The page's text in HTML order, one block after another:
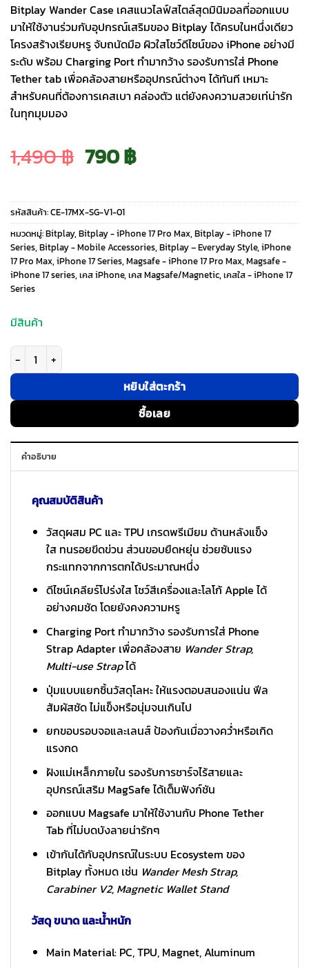
Bitplay Wander Case เคสแนวไลฟ์สไตล์สุดมินิมอลที่ออกแบบ
มาให้ใช้งานร่วมกับอุปกรณ์เสริมของ Bitplay ได้ครบในหนึ่งเดียว
โครงสร้างเรียบหรู จับถนัดมือ ผิวใสโชว์ดีไซน์ของ iPhone อย่างมี
ระดับ พร้อม Charging Port ทำมากว้าง รองรับการใส่ Phone
Tether tab เพื่อคล้องสายหรืออุปกรณ์ต่างๆ ได้ทันที เหมาะ
สำหรับคนที่ต้องการเคสเบา คล่องตัว แต่ยังคงความสวยเท่น่ารัก
ในทุกมุมมอง
1,490฿ Original
price
was:
1,490 ฿.
790฿Current
price
is:
790 ฿.
รหัสสินค้า:CE-17MX-SG-V1-01
หมวดหมู่:Bitplay, Bitplay - iPhone 17 Pro Max, Bitplay - iPhone 17
Series, Bitplay - Mobile Accessories, Bitplay – Everyday Style, iPhone
17 Pro Max, iPhone 17 Series, Magsafe - iPhone 17 Pro Max, Magsafe -
iPhone 17 series, เคส iPhone, เคส Magsafe/Magnetic, เคสใส - iPhone 17
Series
มีสินค้า
จำนวน Bitplay รุ่น Wander Case - เคส iPhone 17 Pro Max - สี Stone
หยิบใส่ตะกร้า
ซื้อเลย
คำอธิบาย
คุณสมบัติสินค้า
วัสดุผสม PC และ TPU เกรดพรีเมียม ด้านหลังแข็ง
ใส ทนรอยขีดข่วน ส่วนขอบยืดหยุ่น ช่วยซับแรง
กระแทกจากการตกได้ประมาณหนึ่ง
ดีไซน์เคลียร์โปร่งใส โชว์สีเครื่องและโลโก้ Apple ได้
อย่างคมชัด โดยยังคงความหรู
Charging Port ทำมากว้าง รองรับการใส่ Phone
Strap Adapter เพื่อคล้องสาย Wander Strap,
Multi-use Strapได้
ปุ่มแบบแยกชิ้นวัสดุโลหะ ให้แรงตอบสนองแน่น ฟีล
สัมผัสชัด ไม่แข็งหรือนุ่มจนเกินไป
ยกขอบรอบจอและเลนส์ ป้องกันเมื่อวางคว่ำหรือเกิด
แรงกด
ฝังแม่เหล็กภายใน รองรับการชาร์จไร้สายและ
อุปกรณ์เสริม MagSafe ได้เต็มฟังก์ชัน
ออกแบบ Magsafe มาให้ใช้งานกับ Phone Tether
Tab ที่ไม่บดบังลายน่ารักๆ
เข้ากันได้กับอุปกรณ์ในระบบ Ecosystem ของ
Bitplay ทั้งหมด เช่น Wander Mesh Strap,
Carabiner V2, Magnetic Wallet Stand
วัสดุ ขนาด และน้ำหนัก
Main Material: PC, TPU, Magnet, Aluminum